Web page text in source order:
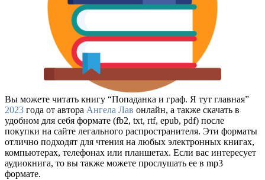
Вы можете читать книгу “Попаданка и граф. Я тут главная”
2023 года от автора Ангела Лав онлайн, а также скачать в
удобном для себя формате (fb2, txt, rtf, epub, pdf) после
покупки на сайте легального распространителя. Эти форматы
отлично подходят для чтения на любых электронных книгах,
компьютерах, телефонах или планшетах. Если вас интересует
аудиокнига, то вы также можете прослушать ее в mp3
формате.